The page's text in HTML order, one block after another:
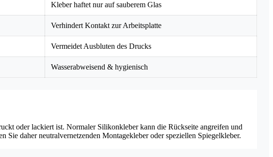
Kleber haftet nur auf sauberem Glas
Verhindert Kontakt zur Arbeitsplatte
Vermeidet Ausbluten des Drucks
Wasserabweisend & hygienisch
oder lackiert ist. Normaler Silikonkleber kann die Rückseite angreifen und
Sie daher neutralvernetzenden Montagekleber oder speziellen Spiegelkleber.